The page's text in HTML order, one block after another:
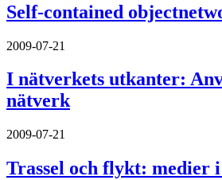
Self-contained
2009-07-21
I nätverkets utkanter:
nätverk
2009-07-21
Trassel och flykt: medier